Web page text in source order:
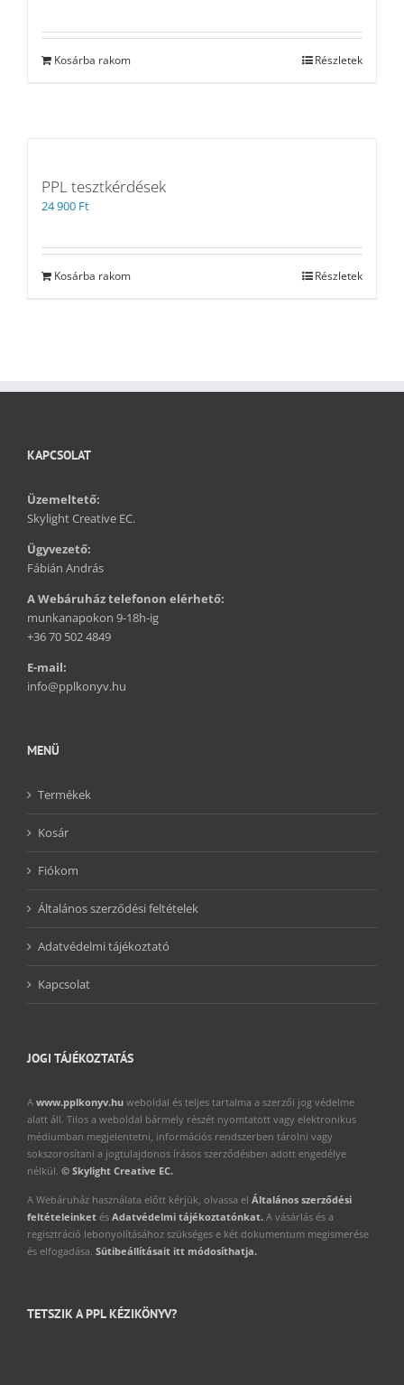
800 Ft.
Kosárba rakom Részletek
PPL tesztkérdések
24 900 Ft
Kosárba rakom Részletek
KAPCSOLAT
Üzemeltető:
Skylight Creative EC.
Ügyvezető:
Fábián András
A Webáruház telefonon elérhető:
munkanapokon 9-18h-ig
+36 70 502 4849
E-mail:
info@pplkonyv.hu
MENÜ
Termékek
Kosár
Fiókom
Általános szerződési feltételek
Adatvédelmi tájékoztató
Kapcsolat
JOGI TÁJÉKOZTATÁS
A www.pplkonyv.hu weboldal és teljes tartalma a szerzői jog védelme
alatt áll. Tilos a weboldal bármely részét nyomtatott vagy elektronikus
médiumban megjelentetni, információs rendszerben tárolni vagy
sokszorosítani a jogtulajdonos írásos szerződésben adott engedélye
nélkül. © Skylight Creative EC.
A Webáruház használata előtt kérjük, olvassa el Általános szerződési
feltételeinket és Adatvédelmi tájékoztatónkat. A vásárlás és a
regisztráció lebonyolításához szükséges e két dokumentum megismerése
és elfogadása. Sütibeállításait itt módosíthatja.
TETSZIK A PPL KÉZIKÖNYV?